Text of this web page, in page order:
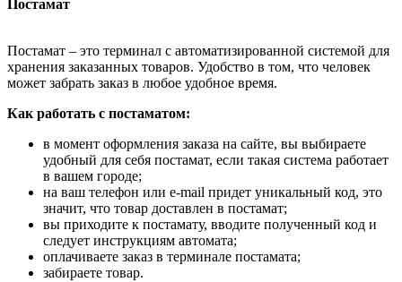
Постамат
Постамат – это терминал с автоматизированной системой для
хранения заказанных товаров. Удобство в том, что человек
может забрать заказ в любое удобное время.
Как работать с постаматом:
в момент оформления заказа на сайте, вы выбираете
удобный для себя постамат, если такая система работает
в вашем городе;
на ваш телефон или e-mail придет уникальный код, это
значит, что товар доставлен в постамат;
вы приходите к постамату, вводите полученный код и
следует инструкциям автомата;
оплачиваете заказ в терминале постамата;
забираете товар.